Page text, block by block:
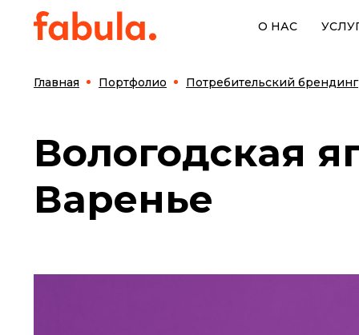
О НАС
Главная Портфолио Потребительский брендинг
Вологодская
Варенье